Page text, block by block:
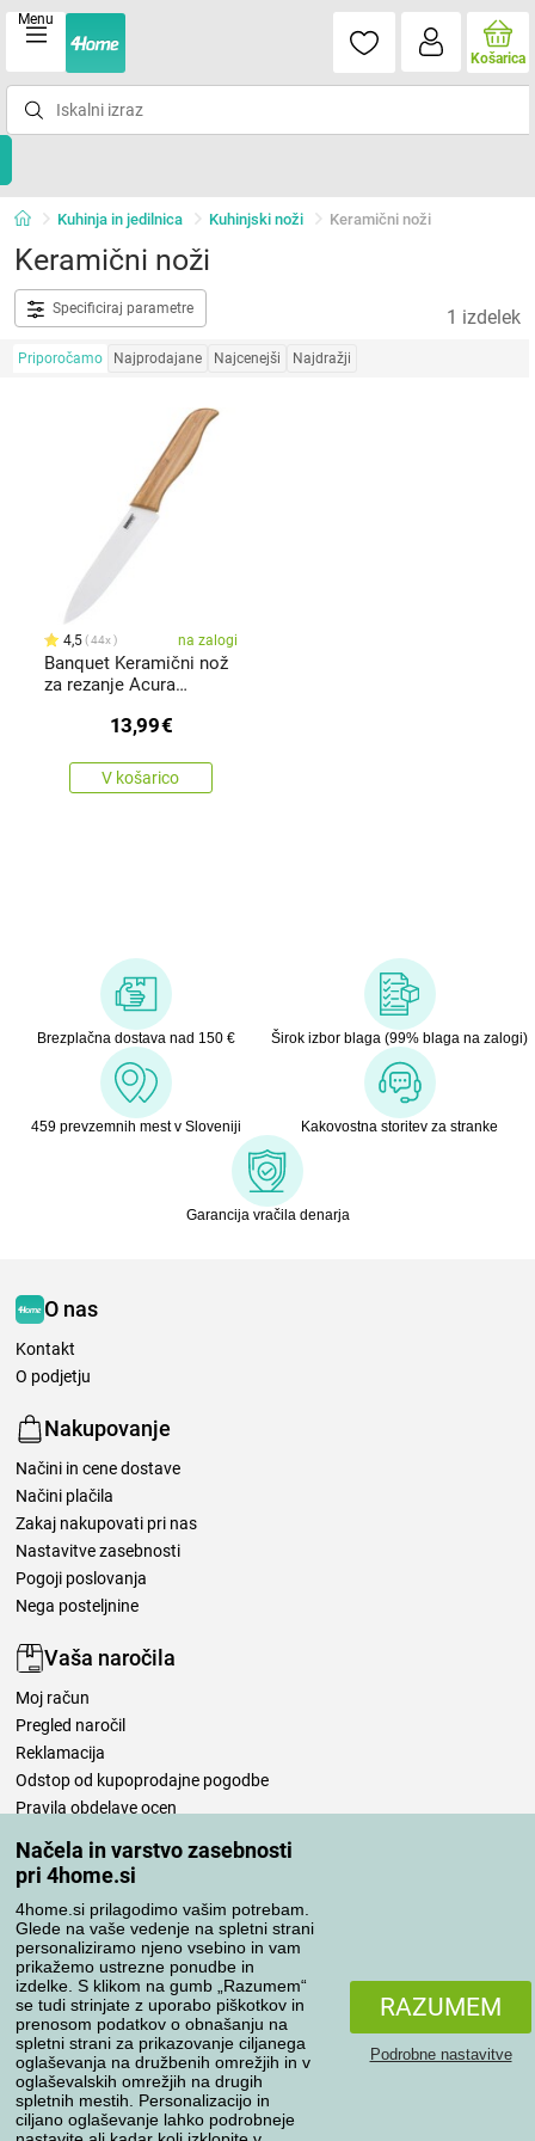
Načela in varstvo zasebnosti
pri 4home.si
4home.si prilagodimo vašim potrebam.
Glede na vaše vedenje na spletni strani
personaliziramo njeno vsebino in vam
prikažemo ustrezne ponudbe in
izdelke. S klikom na gumb „Razumem“
se tudi strinjate z uporabo piškotkov in
prenosom podatkov o obnašanju na
spletni strani za prikazovanje ciljanega
oglaševanja na družbenih omrežjih in v
oglaševalskih omrežjih na drugih
spletnih mestih. Personalizacijo in
ciljano oglaševanje lahko podrobneje
RAZUMEM
Podrobne nastavitve
Menu
Košarica
Kuhinja in jedilnica Kuhinjski noži Keramični noži
Keramični noži
Specificiraj parametre 1 izdelek
Priporočamo Najprodajane Najcenejši Najdražji
4,5 44x na zalogi
Banquet Keramični nož
za rezanje Acura
13,99€
V košarico
Brezplačna dostava nad 150 € Širok izbor blaga (99% blaga na zalogi)
459 prevzemnih mest v Sloveniji Kakovostna storitev za stranke
Garancija vračila denarja
O nas
Kontakt
O podjetju
Nakupovanje
Načini in cene dostave
Načini plačila
Zakaj nakupovati pri nas
Nastavitve zasebnosti
Pogoji poslovanja
Nega posteljnine
Vaša naročila
Moj račun
Pregled naročil
Reklamacija
Odstop od kupoprodajne pogodbe
Pravila obdelave ocen
Načini prevoza
Načini plačila
Zanesljiva trgovina
Varstvo osebnih podatkov